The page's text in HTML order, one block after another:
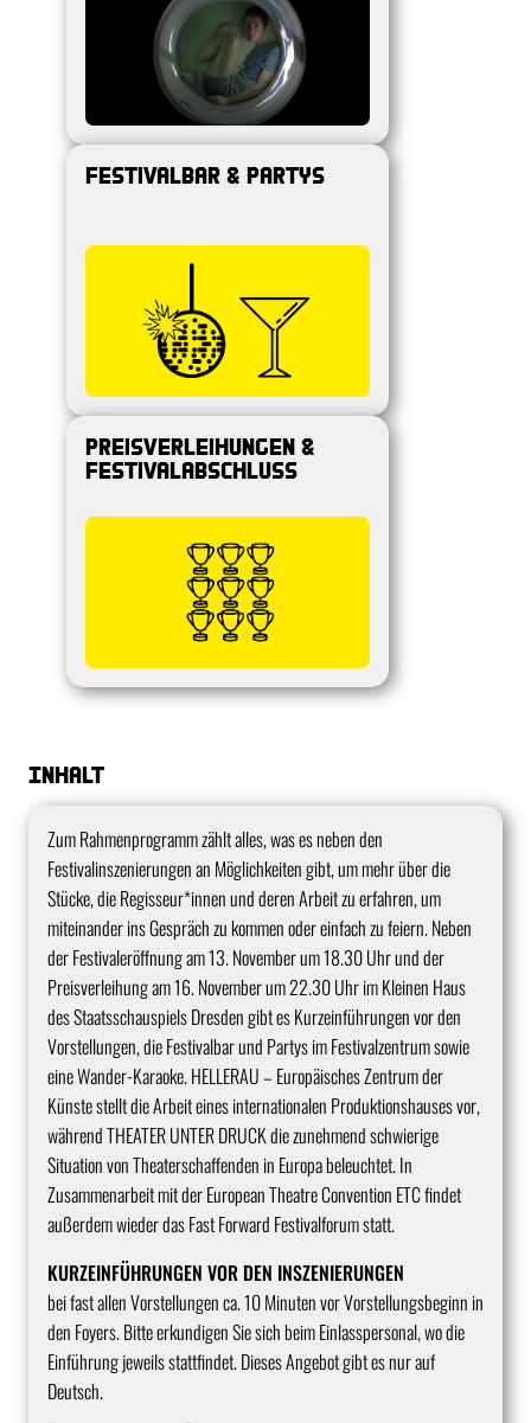
Festivalbar & Partys
Preisverleihungen &
Festivalabschluss
Inhalt
Zum Rahmenprogramm zählt alles, was es neben den
Festivalinszenierungen an Möglichkeiten gibt, um mehr über die
Stücke, die Regisseur*innen und deren Arbeit zu erfahren, um
miteinander ins Gespräch zu kommen oder einfach zu feiern. Neben
der Festivaleröffnung am 13. November um 18.30 Uhr und der
Preisverleihung am 16. November um 22.30 Uhr im Kleinen Haus
des Staatsschauspiels Dresden gibt es Kurzeinführungen vor den
Vorstellungen, die Festivalbar und Partys im Festivalzentrum sowie
eine Wander-Karaoke. HELLERAU – Europäisches Zentrum der
Künste stellt die Arbeit eines internationalen Produktionshauses vor,
während THEATER UNTER DRUCK die zunehmend schwierige
Situation von Theaterschaffenden in Europa beleuchtet. In
Zusammenarbeit mit der European Theatre Convention ETC findet
außerdem wieder das Fast Forward Festivalforum statt.
KURZEINFÜHRUNGEN VOR DEN INSZENIERUNGEN
bei fast allen Vorstellungen ca. 10 Minuten vor Vorstellungsbeginn in
den Foyers. Bitte erkundigen Sie sich beim Einlasspersonal, wo die
Einführung jeweils stattfindet. Dieses Angebot gibt es nur auf
Deutsch.